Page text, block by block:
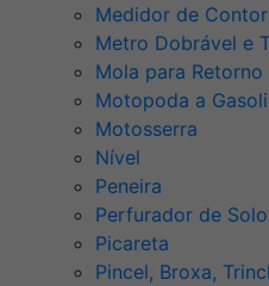
Medidor de
Metro Dobrável e
Mola para Retorno
Motopoda a
Motosserra
Nível
Peneira
Perfurador de Solo
Picareta
Pincel, Broxa,